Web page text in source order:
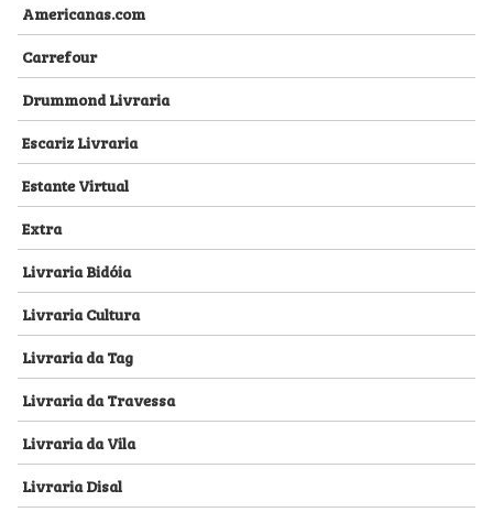
Americanas.com
Carrefour
Drummond Livraria
Escariz Livraria
Estante Virtual
Extra
Livraria Bidóia
Livraria Cultura
Livraria da Tag
Livraria da Travessa
Livraria da Vila
Livraria Disal